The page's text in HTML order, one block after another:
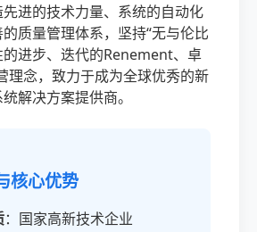
进的技术力量、系统的自动化
质量管理体系，坚持“无与伦比
进步、迭代的Renement、卓
理念，致力于成为全球优秀的新
解决方案提供商。
核心优势
：国家高新技术企业